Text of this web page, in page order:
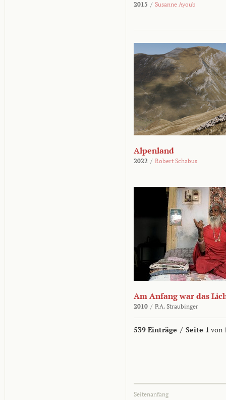
2015 / Susanne Ayoub
Alpenland
2022 / Robert Schabus
Am Anfang war das
2010 / P.A. Straubinger
539 Einträge / Seite 1 von
Seitenanfang